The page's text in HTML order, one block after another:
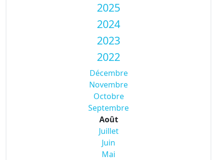
2025
2024
2023
2022
Décembre
Novembre
Octobre
Septembre
Août
Juillet
Juin
Mai